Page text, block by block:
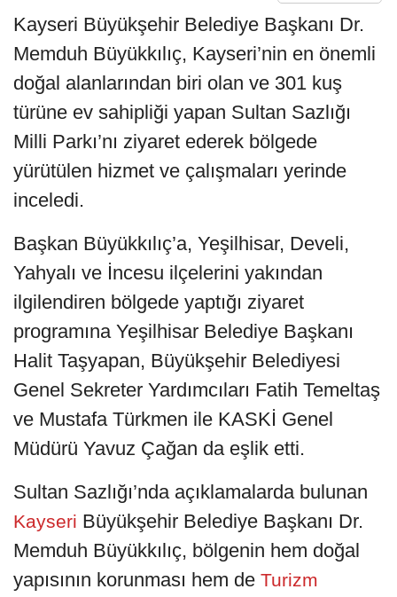
Kayseri Büyükşehir Belediye Başkanı Dr.
Memduh Büyükkılıç, Kayseri’nin en önemli
doğal alanlarından biri olan ve 301 kuş
türüne ev sahipliği yapan Sultan Sazlığı
Milli Parkı’nı ziyaret ederek bölgede
yürütülen hizmet ve çalışmaları yerinde
inceledi.
Başkan Büyükkılıç’a, Yeşilhisar, Develi,
Yahyalı ve İncesu ilçelerini yakından
ilgilendiren bölgede yaptığı ziyaret
programına Yeşilhisar Belediye Başkanı
Halit Taşyapan, Büyükşehir Belediyesi
Genel Sekreter Yardımcıları Fatih Temeltaş
ve Mustafa Türkmen ile KASKİ Genel
Müdürü Yavuz Çağan da eşlik etti.
Sultan Sazlığı’nda açıklamalarda bulunan
Kayseri Büyükşehir Belediye Başkanı Dr.
Memduh Büyükkılıç, bölgenin hem doğal
yapısının korunması hem de Turizm